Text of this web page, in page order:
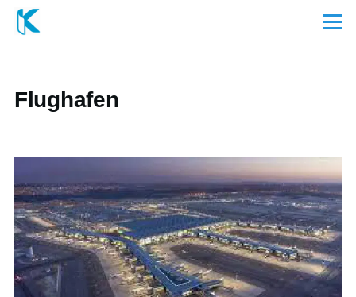
Direkt zum Inhalt
Menü
Flughafen